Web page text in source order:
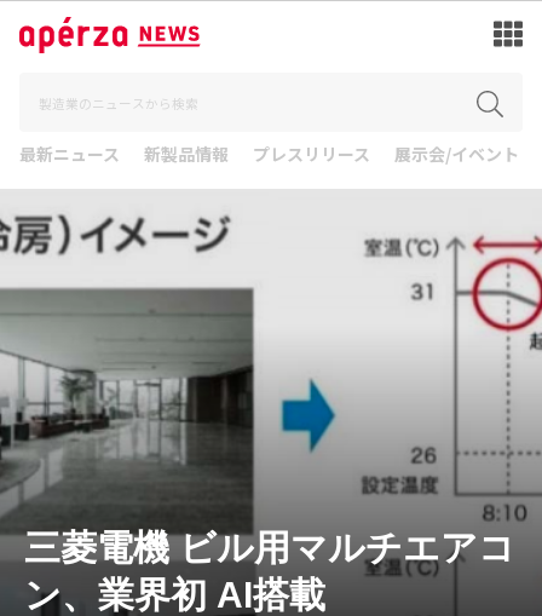
最新ニュース 新製品情報 プレスリリース 展示会/イベント
三菱電機 ビル用マルチエアコ
ン、業界初 AI搭載